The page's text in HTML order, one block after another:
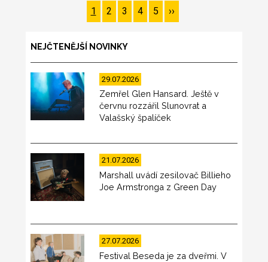
Pagination
Page
1 Page
2 Page
3 Page
4 Page
5
Následující
stránka
››
NEJČTENĚJŠÍ NOVINKY
29.07.2026
Zemřel Glen Hansard. Ještě v
červnu rozzářil Slunovrat a
Valašský špalíček
21.07.2026
Marshall uvádí zesilovač Billieho
Joe Armstronga z Green Day
27.07.2026
Festival Beseda je za dveřmi. V